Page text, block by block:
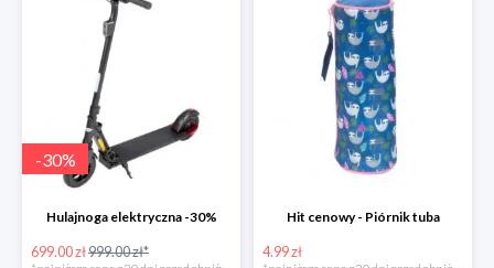
-30%
Hulajnoga elektryczna -30%
699.00 zł999.00 zł*
Hit cenowy - Piórnik tuba
4.99 zł